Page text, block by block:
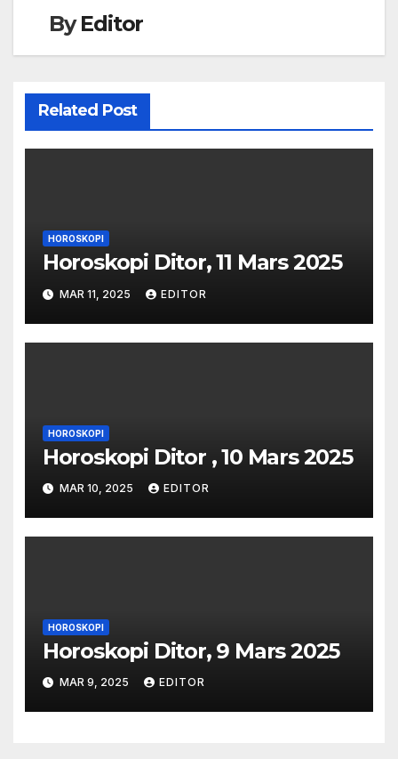
ByEditor
Related Post
HOROSKOPI
Horoskopi Ditor, 11 Mars 2025
MAR 11, 2025 EDITOR
HOROSKOPI
Horoskopi Ditor , 10 Mars 2025
MAR 10, 2025 EDITOR
HOROSKOPI
Horoskopi Ditor, 9 Mars 2025
MAR 9, 2025 EDITOR